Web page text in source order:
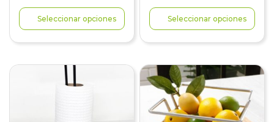
Seleccionar opciones Seleccionar opciones